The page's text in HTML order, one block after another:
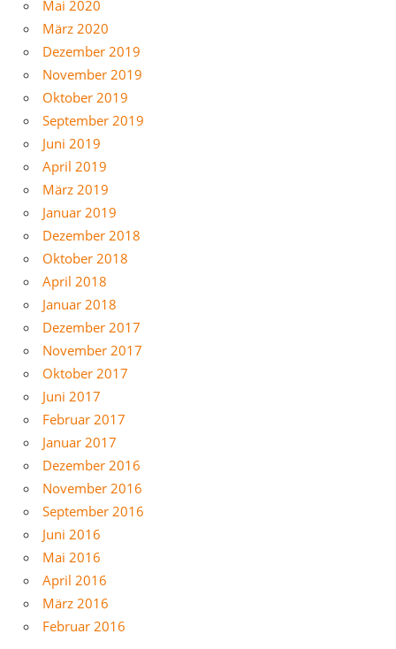
Mai 2020
März 2020
Dezember 2019
November 2019
Oktober 2019
September 2019
Juni 2019
April 2019
März 2019
Januar 2019
Dezember 2018
Oktober 2018
April 2018
Januar 2018
Dezember 2017
November 2017
Oktober 2017
Juni 2017
Februar 2017
Januar 2017
Dezember 2016
November 2016
September 2016
Juni 2016
Mai 2016
April 2016
März 2016
Februar 2016